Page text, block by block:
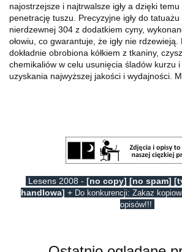
najostrzejsze i najtrwalsze igły a dzięki
penetrację tuszu. Precyzyjne igły do
nierdzewnej 304 z dodatkiem cyny,
ołowiu, co gwarantuje, że igły nie rdzewieją.
dokładnie obrobiona kółkiem z tkaniny,
chemikaliów w celu usunięcia śladów kurzu
uzyskania najwyższej jakości i wydajności.
Lesens 2008 - [no copy] [no spam]
handlowa] + Do konkurencji: Zakaz
opisów!!!